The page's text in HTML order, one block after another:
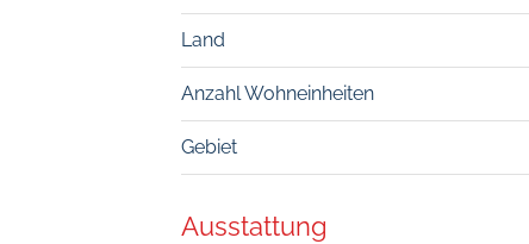
Land
Anzahl Wohneinheiten
Gebiet
Ausstattung